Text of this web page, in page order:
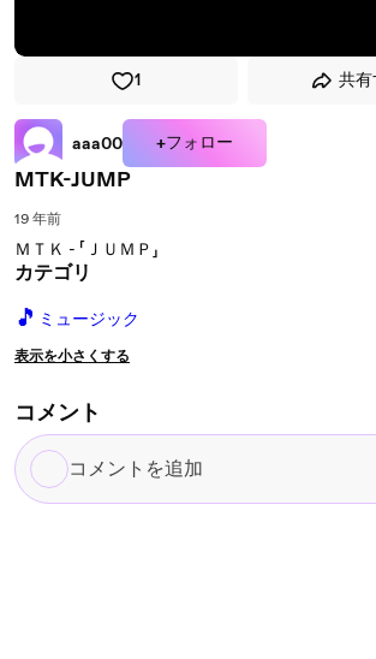
1 共有
aaa00 +フォロー
MTK-JUMP
19 年前
ＭＴＫ - 「ＪＵＭＰ」
カテゴリ
🎵 ミュージック
表示を小さくする
コメント
コ
メ